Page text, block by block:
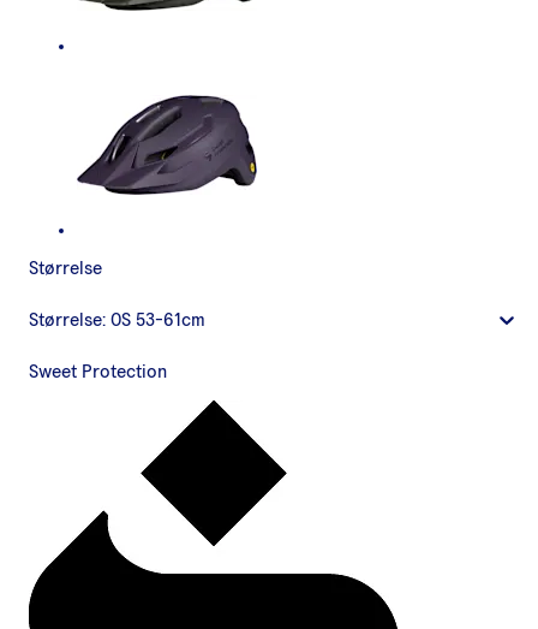
Størrelse
Størrelse: OS 53-61cm
Sweet Protection